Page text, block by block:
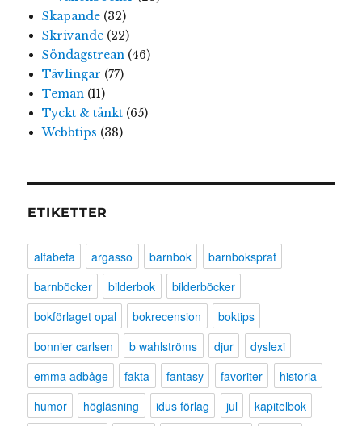
Skapande(32)
Skrivande(22)
Söndagstrean (46)
Tävlingar (77)
Teman (11)
Tyckt & tänkt(65)
Webbtips (38)
ETIKETTER
alfabeta argasso barnbok
barnboksprat
barnböcker
bilderbok
bilderböcker
bokförlaget opal
bokrecension
boktips
bonnier carlsen
b wahlströms djur
dyslexi
emma adbåge
fakta fantasy favoriter
historia
humor
högläsning idus förlag jul
kapitelbok